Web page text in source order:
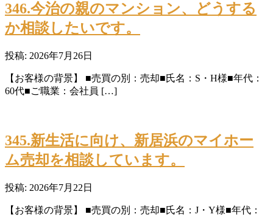
346.今治の親のマンション、どうする
か相談したいです。
投稿: 2026年7月26日
【お客様の背景】 ■売買の別：売却■氏名：S・H様■年代：
60代■ご職業：会社員 […]
345.新生活に向け、新居浜のマイホー
ム売却を相談しています。
投稿: 2026年7月22日
【お客様の背景】 ■売買の別：売却■氏名：J・Y様■年代：